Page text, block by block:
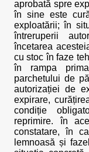
aprobată spre
în sine este
exploatării; în
întreruperii
încetarea
cu stoc în faze
în rampa
parchetului de
autorizației de
expirare,
condiție
reprimire. în
constatare, în
lemnoasă și